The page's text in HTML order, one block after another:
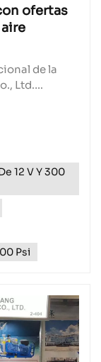
ofertas
de la
Ltd.
rendir
de las
ofertas
aire
12 V Y 300
Psi